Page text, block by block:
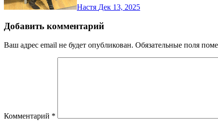
Настя Дек 13, 2025
Добавить комментарий
Ваш адрес email не будет опубликован. Обязательные поля
Комментарий *